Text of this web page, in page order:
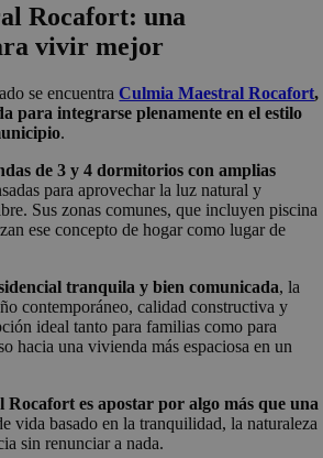
Rocafort: una
vivir mejor
se encuentra Culmia Maestral Rocafort,
para integrarse plenamente en el estilo
.
de 3 y 4 dormitorios con amplias
para aprovechar la luz natural y
Sus zonas comunes, que incluyen piscina
ese concepto de hogar como lugar de
tranquila y bien comunicada, la
contemporáneo, calidad constructiva y
ideal tanto para familias como para
hacia una vivienda más espaciosa en un
es apostar por algo más que una
vida basado en la tranquilidad, la naturaleza
sin renunciar a nada.